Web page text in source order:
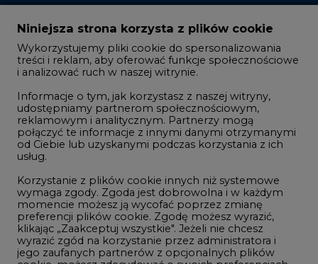
Zmiany kadrowe na rynku
Studio CIRE
Rozmowy o energetyce
Gospodarka
Geopolityka
LTE450
Innowacje i AI
Telekomunikacja i IT
Handel emisjami CO2
Wodór
Niniejsza strona korzysta z plików cookie
Wykorzystujemy pliki cookie do spersonalizowania
treści i reklam, aby oferować funkcje społecznościowe
i analizować ruch w naszej witrynie.
Informacje o tym, jak korzystasz z naszej witryny,
udostępniamy partnerom społecznościowym,
reklamowym i analitycznym. Partnerzy mogą
połączyć te informacje z innymi danymi otrzymanymi
od Ciebie lub uzyskanymi podczas korzystania z ich
usług.
Korzystanie z plików cookie innych niż systemowe
wymaga zgody. Zgoda jest dobrowolna i w każdym
momencie możesz ją wycofać poprzez zmianę
preferencji plików cookie. Zgodę możesz wyrazić,
klikając „Zaakceptuj wszystkie". Jeżeli nie chcesz
wyrazić zgód na korzystanie przez administratora i
jego zaufanych partnerów z opcjonalnych plików